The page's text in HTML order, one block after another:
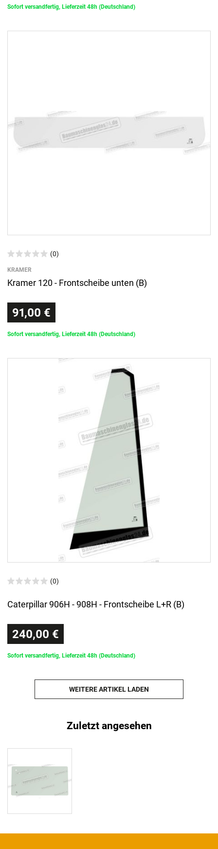
Sofort versandfertig, Lieferzeit 48h (Deutschland)
(0)
KRAMER
Kramer 120 - Frontscheibe unten (B)
91,00 €
Sofort versandfertig, Lieferzeit 48h (Deutschland)
(0)
Caterpillar 906H - 908H - Frontscheibe L+R (B)
240,00 €
Sofort versandfertig, Lieferzeit 48h (Deutschland)
WEITERE ARTIKEL LADEN
Zuletzt angesehen